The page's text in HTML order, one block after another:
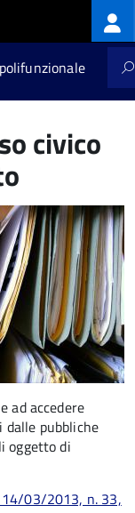
civico
ad accedere
pubbliche
oggetto di
03/2013, n. 33,